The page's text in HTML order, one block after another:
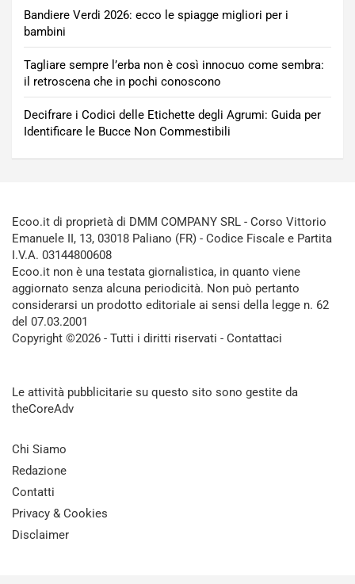
Bandiere Verdi 2026: ecco le spiagge migliori per i
bambini
Tagliare sempre l’erba non è così innocuo come sembra:
il retroscena che in pochi conoscono
Decifrare i Codici delle Etichette degli Agrumi: Guida per
Identificare le Bucce Non Commestibili
Ecoo.it di proprietà di DMM COMPANY SRL - Corso Vittorio
Emanuele II, 13, 03018 Paliano (FR) - Codice Fiscale e Partita
I.V.A. 03144800608
Ecoo.it non è una testata giornalistica, in quanto viene
aggiornato senza alcuna periodicità. Non può pertanto
considerarsi un prodotto editoriale ai sensi della legge n. 62
del 07.03.2001
Copyright ©2026 - Tutti i diritti riservati - Contattaci
Le attività pubblicitarie su questo sito sono gestite da
theCoreAdv
Chi Siamo
Redazione
Contatti
Privacy & Cookies
Disclaimer